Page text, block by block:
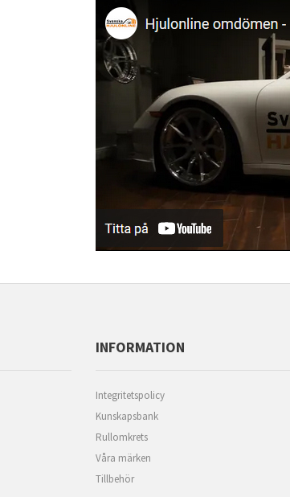
INFORMATION
Integritetspolicy
Kunskapsbank
Rullomkrets
Våra märken
Tillbehör